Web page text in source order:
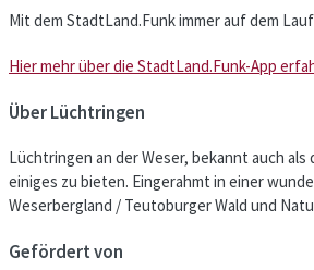
Mit dem StadtLand.Funk immer auf dem
Hier mehr über die StadtLand.Funk-App
Über Lüchtringen
Lüchtringen an der Weser, bekannt auch als
einiges zu bieten. Eingerahmt in einer
Weserbergland / Teutoburger Wald und
Gefördert von